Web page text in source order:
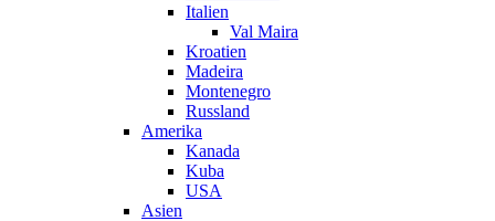
Italien
Val Maira
Kroatien
Madeira
Montenegro
Russland
Amerika
Kanada
Kuba
USA
Asien